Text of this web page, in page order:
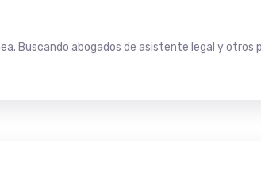
Buscando abogados de asistente legal y otros